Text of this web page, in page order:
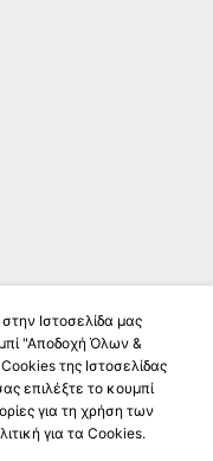
Ιστοσελίδα μας
"Αποδοχή Όλων &
της Ιστοσελίδας
επιλέξτε το κουμπί
για τη χρήση των
για τα Cookies.